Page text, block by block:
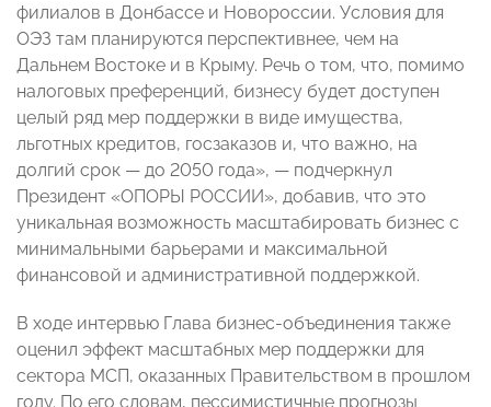
филиалов в Донбассе и Новороссии. Условия для
ОЭЗ там планируются перспективнее, чем на
Дальнем Востоке и в Крыму. Речь о том, что, помимо
налоговых преференций, бизнесу будет доступен
целый ряд мер поддержки в виде имущества,
льготных кредитов, госзаказов и, что важно, на
долгий срок — до 2050 года», — подчеркнул
Президент «ОПОРЫ РОССИИ», добавив, что это
уникальная возможность масштабировать бизнес с
минимальными барьерами и максимальной
финансовой и административной поддержкой.
В ходе интервью Глава бизнес-объединения также
оценил эффект масштабных мер поддержки для
сектора МСП, оказанных Правительством в прошлом
году. По его словам, пессимистичные прогнозы